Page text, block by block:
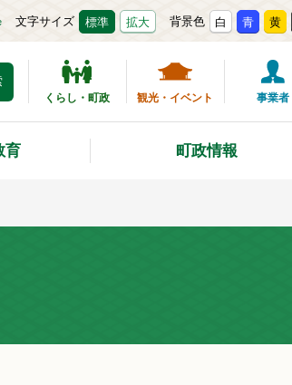
文字サイズ 標準 拡大 背景色 白 青 黄
くらし・町政 観光・イベント 事業者
育 町政情報